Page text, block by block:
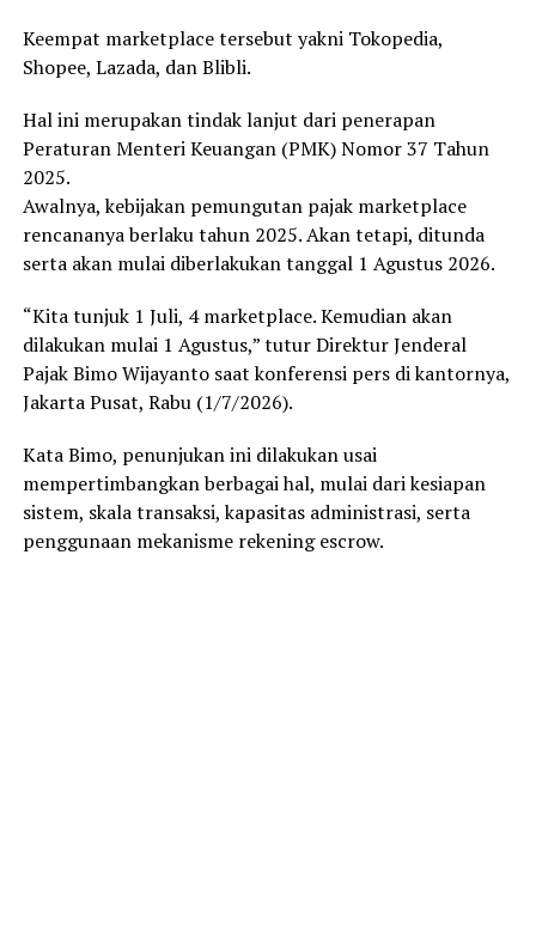
Keempat marketplace tersebut yakni Tokopedia,
Shopee, Lazada, dan Blibli.
Hal ini merupakan tindak lanjut dari penerapan
Peraturan Menteri Keuangan (PMK) Nomor 37 Tahun
2025.
Awalnya, kebijakan pemungutan pajak marketplace
rencananya berlaku tahun 2025. Akan tetapi, ditunda
serta akan mulai diberlakukan tanggal 1 Agustus 2026.
“Kita tunjuk 1 Juli, 4 marketplace. Kemudian akan
dilakukan mulai 1 Agustus,” tutur Direktur Jenderal
Pajak Bimo Wijayanto saat konferensi pers di kantornya,
Jakarta Pusat, Rabu (1/7/2026).
Kata Bimo, penunjukan ini dilakukan usai
mempertimbangkan berbagai hal, mulai dari kesiapan
sistem, skala transaksi, kapasitas administrasi, serta
penggunaan mekanisme rekening escrow.